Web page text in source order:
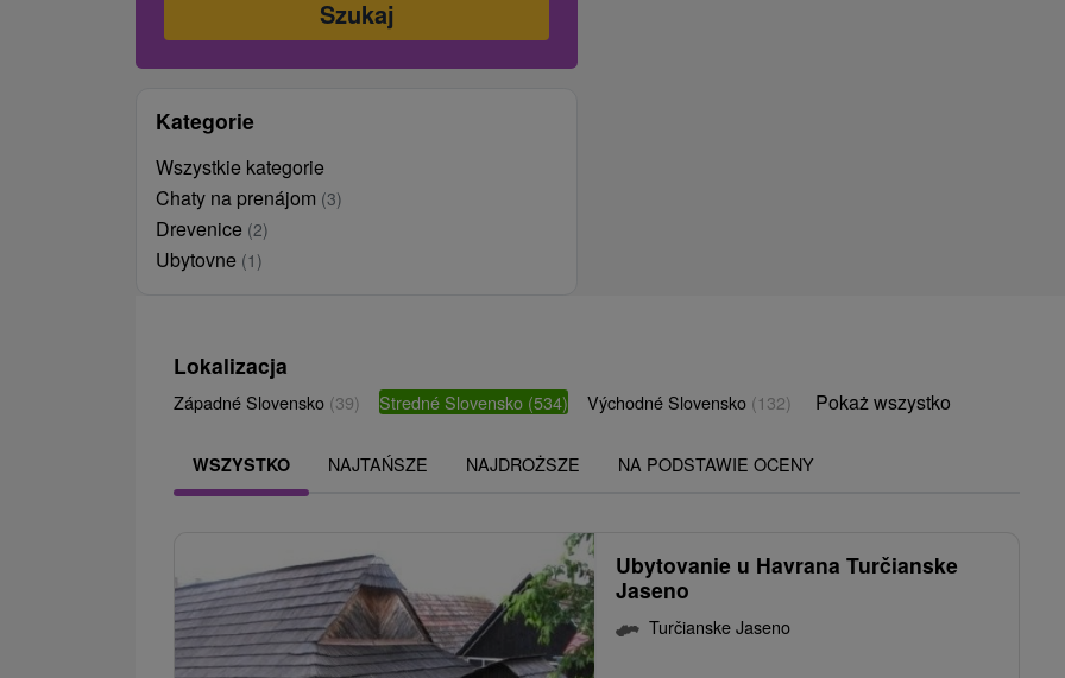
Kategorie
Wszystkie kategorie
Chaty na prenájom (3)
Drevenice (2)
Ubytovne (1)
Lokalizacja
Západné Slovensko (39) Stredné Slovensko (534) Východné Slovensko (132) Pokaż wszystko
WSZYSTKO NAJTAŃSZE NAJDROŻSZE NA PODSTAWIE OCENY
Ubytovanie u Havrana Turčianske
Jaseno
Turčianske Jaseno